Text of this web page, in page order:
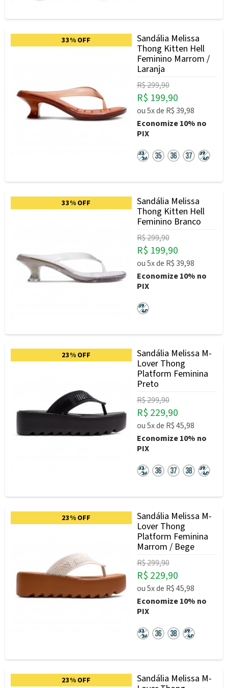
33% OFF
Sandália Melissa
Thong Kitten Hell
Feminino Marrom /
Laranja
R$ 299,90
R$ 199,90
ou5xde R$ 39,98
Economize10% no
PIX
33% OFF
Sandália Melissa
Thong Kitten Hell
Feminino Branco
R$ 299,90
R$ 199,90
ou5xde R$ 39,98
Economize10% no
PIX
23% OFF
Sandália Melissa M-
Lover Thong
Platform Feminina
Preto
R$ 299,90
R$ 229,90
ou5xde R$ 45,98
Economize10% no
PIX
23% OFF
Sandália Melissa M-
Lover Thong
Platform Feminina
Marrom / Bege
R$ 299,90
R$ 229,90
ou5xde R$ 45,98
Economize10% no
PIX
23% OFF
Sandália Melissa M-